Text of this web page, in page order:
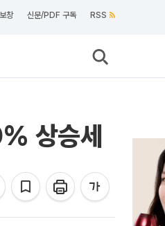
창 신문/PDF 구독 RSS
상승세